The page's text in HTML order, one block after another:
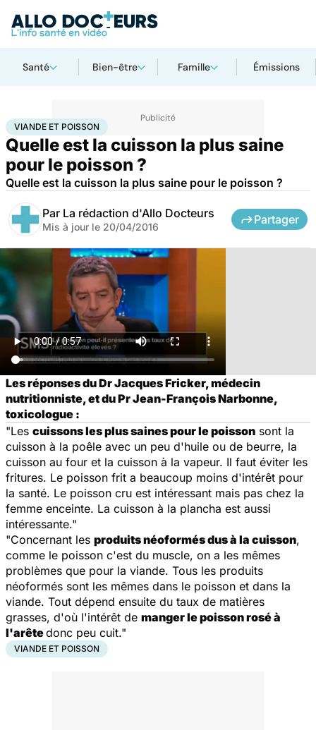
Santé Bien-être Famille Émissions
AccueilSantéViande et poisson
VIANDE ET POISSON
Quelle est la cuisson la plus saine
pour le poisson ?
Quelle est la cuisson la plus saine pour le poisson ?
Par La rédaction d'Allo Docteurs
Mis à jour le 20/04/2016
Partager
Les réponses du Dr Jacques Fricker, médecin
nutritionniste, et du Pr Jean-François Narbonne,
toxicologue :
"Les cuissons les plus saines pour le poisson sont la
cuisson à la poêle avec un peu d'huile ou de beurre, la
cuisson au four et la cuisson à la vapeur. Il faut éviter les
fritures. Le poisson frit a beaucoup moins d'intérêt pour
la santé. Le poisson cru est intéressant mais pas chez la
femme enceinte. La cuisson à la plancha est aussi
intéressante."
"Concernant les produits néoformés dus à la cuisson,
comme le poisson c'est du muscle, on a les mêmes
problèmes que pour la viande. Tous les produits
néoformés sont les mêmes dans le poisson et dans la
viande. Tout dépend ensuite du taux de matières
grasses, d'où l'intérêt de manger le poisson rosé à
l'arêtedonc peu cuit."
VIANDE ET POISSON